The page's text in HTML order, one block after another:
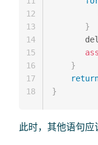
}
}
}
12
13
14
15
16
17
18
此时，其他语句应